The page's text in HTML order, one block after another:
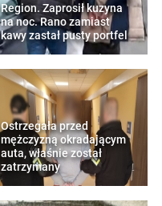
Region. Zaprosił kuzyna
na noc. Rano zamiast
kawy zastał pusty portfel
Ostrzegała przed
mężczyzną okradającym
auta, właśnie został
zatrzymany